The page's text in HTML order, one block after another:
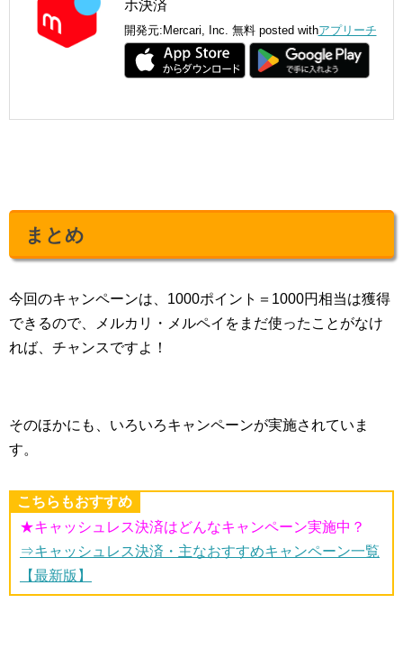
ホ決済
開発元:Mercari, Inc. 無料 posted withアプリーチ
まとめ
今回のキャンペーンは、1000ポイント＝1000円相当は獲得
できるので、メルカリ・メルペイをまだ使ったことがなけ
れば、チャンスですよ！
そのほかにも、いろいろキャンペーンが実施されていま
す。
こちらもおすすめ
★キャッシュレス決済はどんなキャンペーン実施中？
⇒キャッシュレス決済・主なおすすめキャンペーン一覧
【最新版】